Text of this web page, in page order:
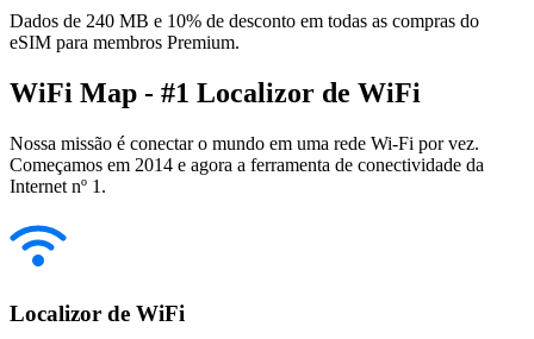
Dados de 240 MB e 10% de desconto em todas as compras do
eSIM para membros Premium.
WiFi Map - #1 Localizor de WiFi
Nossa missão é conectar o mundo em uma rede Wi-Fi por vez.
Começamos em 2014 e agora a ferramenta de conectividade da
Internet nº 1.
Localizor de WiFi